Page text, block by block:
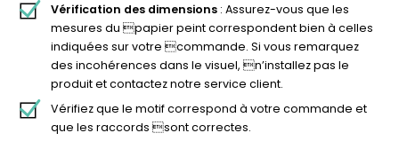
Vérification des dimensions: Assurez-vous que les
mesures du papier peint correspondent bien à celles
indiquées sur votre commande. Si vous remarquez
des incohérences dans le visuel, n’installez pas le
produit et contactez notre service client.
Vérifiez que le motif correspond à votre commande et
que les raccords sont correctes.